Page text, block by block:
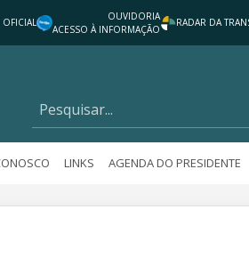
OUVIDORIA
ACESSO À INFORMAÇÃO
RADAR DA
LINKS AGENDA DO PRESIDENTE